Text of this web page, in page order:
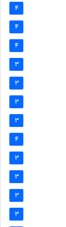
4
4
4
3
3
3
3
4
3
3
3
3